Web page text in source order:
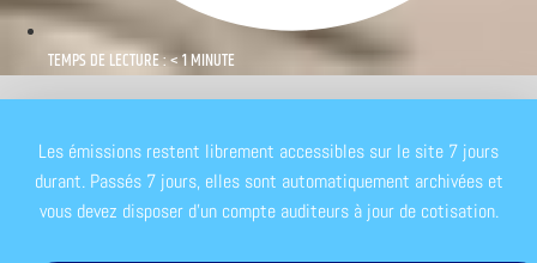
TEMPS DE LECTURE : < 1 MINUTE
Les émissions restent librement accessibles sur le site 7 jours
durant. Passés 7 jours, elles sont automatiquement archivées et
vous devez disposer d'un compte auditeurs à jour de cotisation.